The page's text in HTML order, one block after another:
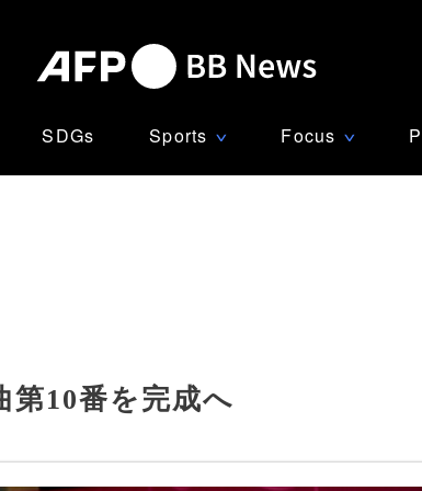
SDGs Sports ∨ Focus ∨
10番を完成へ